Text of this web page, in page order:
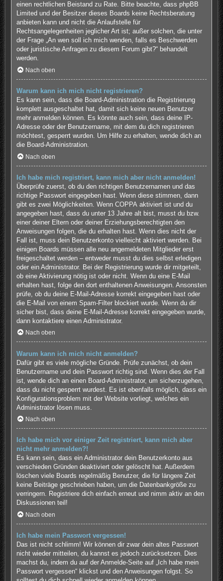
einen rechtlichen Beistand zu Rate. Bitte beachte, dass phpBB
Limited und der Besitzer dieses Boards keine Rechtsberatung
anbieten kann und nicht die Anlaufstelle für
Rechtsangelegenheiten jeglicher Art ist; außer solchen, die unter
der Frage „An wen soll ich mich wenden, falls es Beschwerden
oder juristische Anfragen zu diesem Forum gibt?“ behandelt
werden.
Nach oben
Warum kann ich mich nicht registrieren?
Es kann sein, dass die Board-Administration die Registrierung
komplett ausgeschaltet hat, damit sich keine neuen Benutzer
mehr anmelden können. Es könnte auch sein, dass deine IP-
Adresse oder der Benutzername, mit dem du dich registrieren
möchtest, gesperrt wurden. Um Hilfe zu erhalten, wende dich an
die Board-Administration.
Nach oben
Ich habe mich registriert, kann mich aber nicht anmelden!
Überprüfe zuerst, ob du den richtigen Benutzernamen und das
richtige Passwort eingegeben hast. Wenn diese stimmen, dann
gibt es zwei Möglichkeiten. Wenn COPPA aktiviert ist und du
angegeben hast, dass du unter 13 Jahre alt bist, musst du bzw.
einer deiner Eltern oder deiner Erziehungsberechtigten den
Anweisungen folgen, die du erhalten hast. Wenn dies nicht der
Fall ist, muss dein Benutzerkonto vielleicht aktiviert werden. Bei
einigen Boards müssen alle neu angemeldeten Mitglieder erst
freigeschaltet werden – entweder musst du dies selbst erledigen
oder ein Administrator. Bei der Registrierung wurde dir mitgeteilt,
ob eine Aktivierung nötig ist oder nicht. Wenn du eine E-Mail
erhalten hast, folge den dort enthaltenen Anweisungen. Ansonsten
prüfe, ob du deine E-Mail-Adresse korrekt eingegeben hast oder
die E-Mail von einem Spam-Filter blockiert wurde. Wenn du dir
sicher bist, dass deine E-Mail-Adresse korrekt eingegeben wurde,
dann kontaktiere einen Administrator.
Nach oben
Warum kann ich mich nicht anmelden?
Dafür gibt es viele mögliche Gründe. Prüfe zunächst, ob dein
Benutzername und dein Passwort richtig sind. Wenn dies der Fall
ist, wende dich an einen Board-Administrator, um sicherzugehen,
dass du nicht gesperrt wurdest. Es ist ebenfalls möglich, dass ein
Konfigurationsproblem mit der Website vorliegt, welches ein
Administrator lösen muss.
Nach oben
Ich habe mich vor einiger Zeit registriert, kann mich aber
nicht mehr anmelden?!
Es kann sein, dass ein Administrator dein Benutzerkonto aus
verschieden Gründen deaktiviert oder gelöscht hat. Außerdem
löschen viele Boards regelmäßig Benutzer, die für längere Zeit
keine Beiträge geschrieben haben, um die Datenbankgröße zu
verringern. Registriere dich einfach erneut und nimm aktiv an den
Diskussionen teil!
Nach oben
Ich habe mein Passwort vergessen!
Das ist nicht schlimm! Wir können dir zwar dein altes Passwort
nicht wieder mitteilen, du kannst es jedoch zurücksetzen. Dies
machst du, indem du auf der Anmelde-Seite auf „Ich habe mein
Passwort vergessen“ klickst und den Anweisungen folgst. So